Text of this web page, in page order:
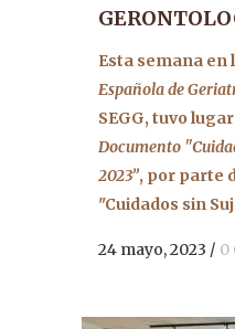
Esta semana en
Española de
SEGG, tuvo
Documento
2023”, por parte
"Cuidados sin
24 mayo, 2023 / 0